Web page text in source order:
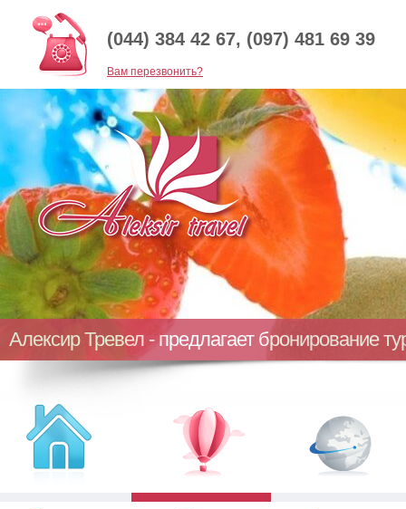
(044) 384 42 67, (097) 481 69 39
Baм перезвонить?
Алексир Тревел - предлагает бронирование